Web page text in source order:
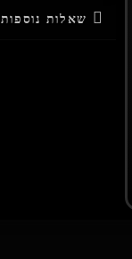
שאלות נוספות